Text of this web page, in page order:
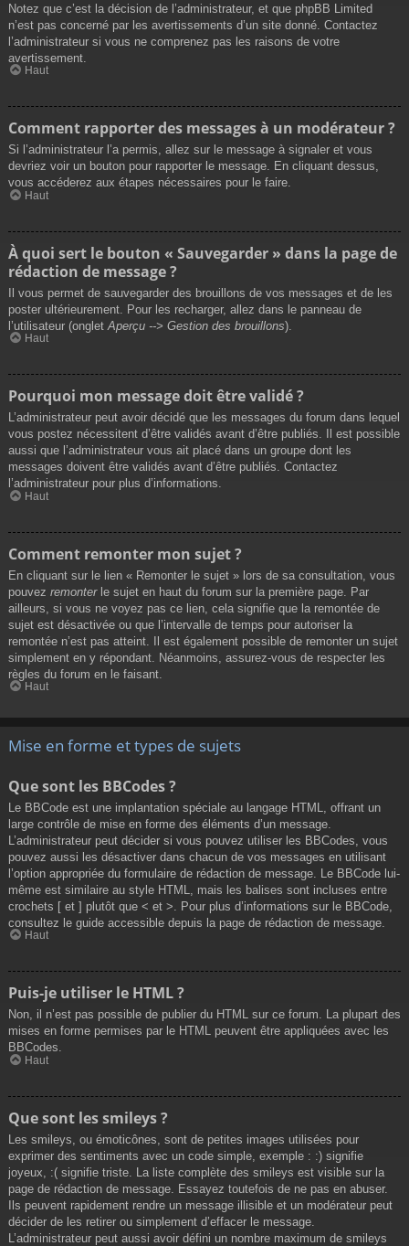
Notez que c’est la décision de l’administrateur, et que phpBB Limited
n’est pas concerné par les avertissements d’un site donné. Contactez
l’administrateur si vous ne comprenez pas les raisons de votre
avertissement.
Haut
Comment rapporter des messages à un modérateur ?
Si l’administrateur l’a permis, allez sur le message à signaler et vous
devriez voir un bouton pour rapporter le message. En cliquant dessus,
vous accéderez aux étapes nécessaires pour le faire.
Haut
À quoi sert le bouton « Sauvegarder » dans la page de
rédaction de message ?
Il vous permet de sauvegarder des brouillons de vos messages et de les
poster ultérieurement. Pour les recharger, allez dans le panneau de
l’utilisateur (onglet Aperçu --> Gestion des brouillons).
Haut
Pourquoi mon message doit être validé ?
L’administrateur peut avoir décidé que les messages du forum dans lequel
vous postez nécessitent d’être validés avant d’être publiés. Il est possible
aussi que l’administrateur vous ait placé dans un groupe dont les
messages doivent être validés avant d’être publiés. Contactez
l’administrateur pour plus d’informations.
Haut
Comment remonter mon sujet ?
En cliquant sur le lien « Remonter le sujet » lors de sa consultation, vous
pouvez remonterle sujet en haut du forum sur la première page. Par
ailleurs, si vous ne voyez pas ce lien, cela signifie que la remontée de
sujet est désactivée ou que l’intervalle de temps pour autoriser la
remontée n’est pas atteint. Il est également possible de remonter un sujet
simplement en y répondant. Néanmoins, assurez-vous de respecter les
règles du forum en le faisant.
Haut
Mise en forme et types de sujets
Que sont les BBCodes ?
Le BBCode est une implantation spéciale au langage HTML, offrant un
large contrôle de mise en forme des éléments d’un message.
L’administrateur peut décider si vous pouvez utiliser les BBCodes, vous
pouvez aussi les désactiver dans chacun de vos messages en utilisant
l’option appropriée du formulaire de rédaction de message. Le BBCode lui-
même est similaire au style HTML, mais les balises sont incluses entre
crochets [ et ] plutôt que < et >. Pour plus d’informations sur le BBCode,
consultez le guide accessible depuis la page de rédaction de message.
Haut
Puis-je utiliser le HTML ?
Non, il n’est pas possible de publier du HTML sur ce forum. La plupart des
mises en forme permises par le HTML peuvent être appliquées avec les
BBCodes.
Haut
Que sont les smileys ?
Les smileys, ou émoticônes, sont de petites images utilisées pour
exprimer des sentiments avec un code simple, exemple : :) signifie
joyeux, :( signifie triste. La liste complète des smileys est visible sur la
page de rédaction de message. Essayez toutefois de ne pas en abuser.
Ils peuvent rapidement rendre un message illisible et un modérateur peut
décider de les retirer ou simplement d’effacer le message.
L’administrateur peut aussi avoir défini un nombre maximum de smileys